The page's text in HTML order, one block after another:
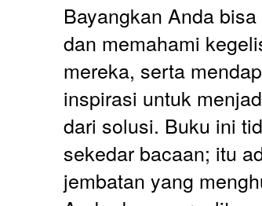
Bayangkan Anda
dan memahami
mereka, serta
inspirasi untuk
dari solusi. Buku ini
sekedar bacaan; itu
jembatan yang